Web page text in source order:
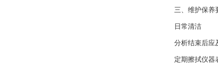
三、维护保养
日常清洁
分析结束后应及
定期擦拭仪器表